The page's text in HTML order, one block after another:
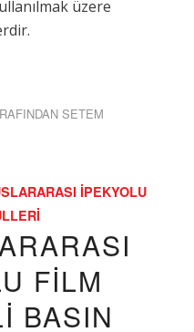
üzere
SETEM
İPEKYOLU
FİLM
BASIN